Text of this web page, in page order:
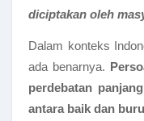
diciptakan oleh
Dalam konteks
ada benarnya.
perdebatan
antara baik dan